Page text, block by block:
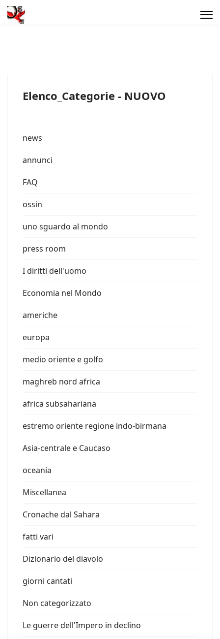
Elenco_Categorie - NUOVO
news
annunci
FAQ
ossin
uno sguardo al mondo
press room
I diritti dell'uomo
Economia nel Mondo
americhe
europa
medio oriente e golfo
maghreb nord africa
africa subsahariana
estremo oriente regione indo-birmana
Asia-centrale e Caucaso
oceania
Miscellanea
Cronache dal Sahara
fatti vari
Dizionario del diavolo
giorni cantati
Non categorizzato
Le guerre dell'Impero in declino